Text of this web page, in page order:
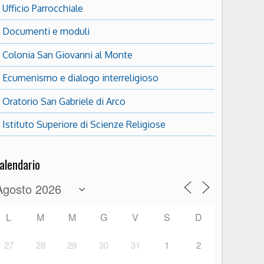
Ufficio Parrocchiale
Documenti e moduli
Colonia San Giovanni al Monte
Ecumenismo e dialogo interreligioso
Oratorio San Gabriele di Arco
Istituto Superiore di Scienze Religiose
L M M G V S D
27 28 29 30 31 1 2